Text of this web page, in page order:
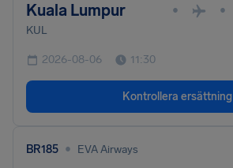
Kuala Lumpur • •
KUL
2026-08-06 11:30
Kontrollera ersättning
BR185 • EVA Airways